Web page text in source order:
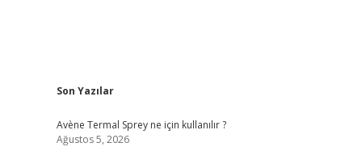
Sidebar
Son Yazılar
Avène Termal Sprey ne için kullanılır ?
Ağustos 5, 2026